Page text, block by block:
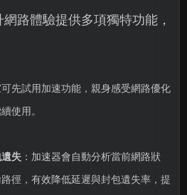
網路體驗提供多項獨特功能，
先試用加速功能，親身感受網路優化
使用。
失：加速器會自動分析當前網路狀
徑，有效降低延遲與封包遺失率，提